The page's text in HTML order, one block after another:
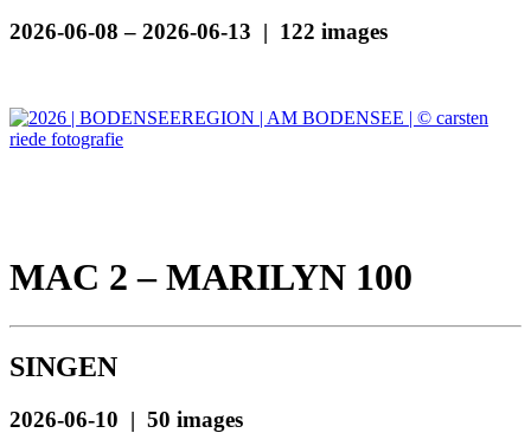
2026-06-08 – 2026-06-13 | 122 images
MAC 2 – MARILYN 100
SINGEN
2026-06-10 | 50 images